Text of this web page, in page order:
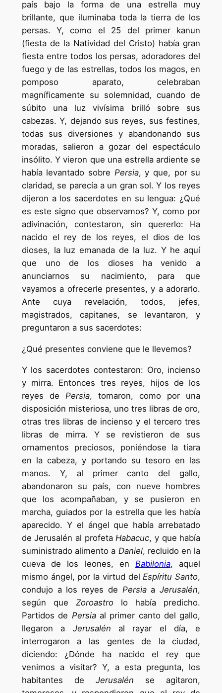
país bajo la forma de una estrella muy
brillante, que iluminaba toda la tierra de los
persas. Y, como el 25 del primer kanun
(fiesta de la Natividad del Cristo) había gran
fiesta entre todos los persas, adoradores del
fuego y de las estrellas, todos los magos, en
pomposo aparato, celebraban
magníficamente su solemnidad, cuando de
súbito una luz vivísima brilló sobre sus
cabezas. Y, dejando sus reyes, sus festines,
todas sus diversiones y abandonando sus
moradas, salieron a gozar del espectáculo
insólito. Y vieron que una estrella ardiente se
había levantado sobre Persia, y que, por su
claridad, se parecía a un gran sol. Y los reyes
dijeron a los sacerdotes en su lengua: ¿Qué
es este signo que observamos? Y, como por
adivinación, contestaron, sin quererlo: Ha
nacido el rey de los reyes, el dios de los
dioses, la luz emanada de la luz. Y he aquí
que uno de los dioses ha venido a
anunciarnos su nacimiento, para que
vayamos a ofrecerle presentes, y a adorarlo.
Ante cuya revelación, todos, jefes,
magistrados, capitanes, se levantaron, y
preguntaron a sus sacerdotes:
¿Qué presentes conviene que le llevemos?
Y los sacerdotes contestaron: Oro, incienso
y mirra. Entonces tres reyes, hijos de los
reyes de Persia, tomaron, como por una
disposición misteriosa, uno tres libras de oro,
otras tres libras de incienso y el tercero tres
libras de mirra. Y se revistieron de sus
ornamentos preciosos, poniéndose la tiara
en la cabeza, y portando su tesoro en las
manos. Y, al primer canto del gallo,
abandonaron su país, con nueve hombres
que los acompañaban, y se pusieron en
marcha, guiados por la estrella que les había
aparecido. Y el ángel que había arrebatado
de Jerusalén al profetaHabacuc, y que había
suministrado alimento a Daniel, recluido en la
cueva de los leones, en Babilonia, aquel
mismo ángel, por la virtud delEspíritu Santo,
condujo a los reyes de Persiaa Jerusalén,
según que Zoroastrolo había predicho.
Partidos de Persiaal primer canto del gallo,
llegaron a Jerusalén al rayar el día, e
interrogaron a las gentes de la ciudad,
diciendo: ¿Dónde ha nacido el rey que
venimos a visitar? Y, a esta pregunta, los
habitantes de Jerusalén se agitaron,